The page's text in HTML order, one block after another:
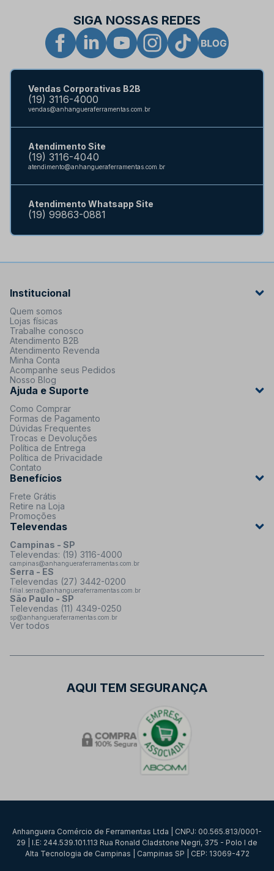
SIGA NOSSAS REDES
Vendas Corporativas B2B
(19) 3116-4000
vendas@anhangueraferramentas.com.br
Atendimento Site
(19) 3116-4040
atendimento@anhangueraferramentas.com.br
Atendimento Whatsapp Site
(19) 99863-0881
Institucional
Quem somos
Lojas físicas
Trabalhe conosco
Atendimento B2B
Atendimento Revenda
Minha Conta
Acompanhe seus Pedidos
Nosso Blog
Ajuda e Suporte
Como Comprar
Formas de Pagamento
Dúvidas Frequentes
Trocas e Devoluções
Política de Entrega
Política de Privacidade
Contato
Benefícios
Frete Grátis
Retire na Loja
Promoções
Televendas
Campinas - SP
Televendas: (19) 3116-4000
campinas@anhangueraferramentas.com.br
Serra - ES
Televendas (27) 3442-0200
filial.serra@anhangueraferramentas.com.br
São Paulo - SP
Televendas (11) 4349-0250
sp@anhangueraferramentas.com.br
Ver todos
AQUI TEM SEGURANÇA
Anhanguera Comércio de Ferramentas Ltda | CNPJ: 00.565.813/0001-
29 | I.E: 244.539.101.113 Rua Ronald Cladstone Negri, 375 - Polo I de
Alta Tecnologia de Campinas | Campinas SP | CEP: 13069-472